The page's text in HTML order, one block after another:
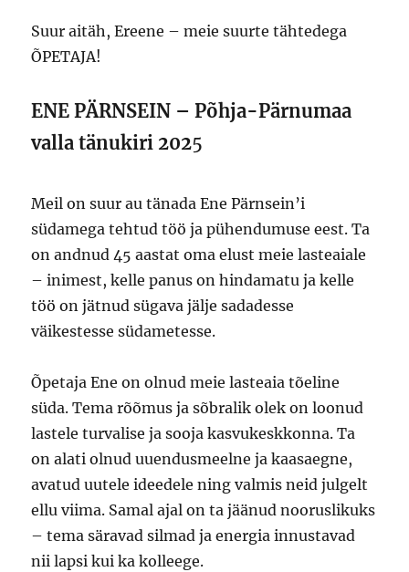
Suur aitäh, Ereene – meie suurte tähtedega
ÕPETAJA!
ENE PÄRNSEIN – Põhja-Pärnumaa
valla tänukiri 2025
Meil on suur au tänada Ene Pärnsein’i
südamega tehtud töö ja pühendumuse eest. Ta
on andnud 45 aastat oma elust meie lasteaiale
– inimest, kelle panus on hindamatu ja kelle
töö on jätnud sügava jälje sadadesse
väikestesse südametesse.
Õpetaja Ene on olnud meie lasteaia tõeline
süda. Tema rõõmus ja sõbralik olek on loonud
lastele turvalise ja sooja kasvukeskkonna. Ta
on alati olnud uuendusmeelne ja kaasaegne,
avatud uutele ideedele ning valmis neid julgelt
ellu viima. Samal ajal on ta jäänud nooruslikuks
– tema säravad silmad ja energia innustavad
nii lapsi kui ka kolleege.